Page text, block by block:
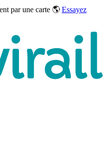
par une carte 🌎 Essayez